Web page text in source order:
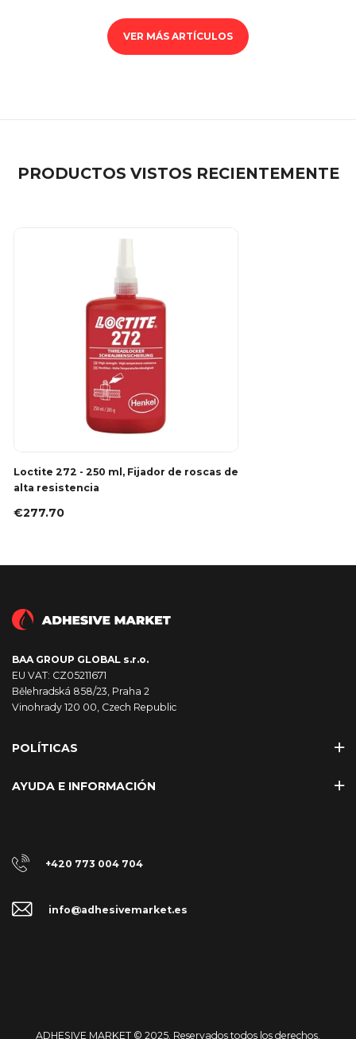
VER MÁS ARTÍCULOS
PRODUCTOS VISTOS RECIENTEMENTE
Loctite 272 - 250 ml, Fijador de roscas de
alta resistencia
€277.70
BAA GROUP GLOBAL s.r.o.
EU VAT: CZ05211671
Bělehradská 858/23, Praha 2
Vinohrady 120 00, Czech Republic
POLÍTICAS
AYUDA E INFORMACIÓN
+420 773 004 704
info@adhesivemarket.es
ADHESIVE MARKET © 2025. Reservados todos los derechos.